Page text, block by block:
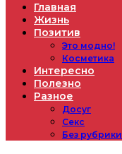
Главная
Жизнь
Позитив
Это модно!
Косметика
Интересно
Полезно
Разное
Досуг
Секс
Без рубрики